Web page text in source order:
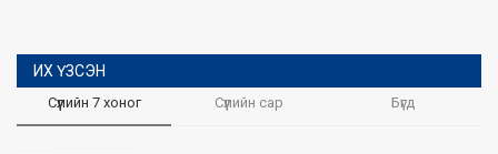
ИХ ҮЗСЭН
Сүүлийн 7 хоног Сүүлийн сар Бүгд